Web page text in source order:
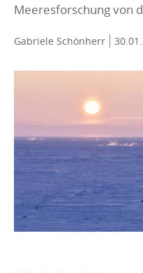
Meeresforschung von
Gabriele Schönherr